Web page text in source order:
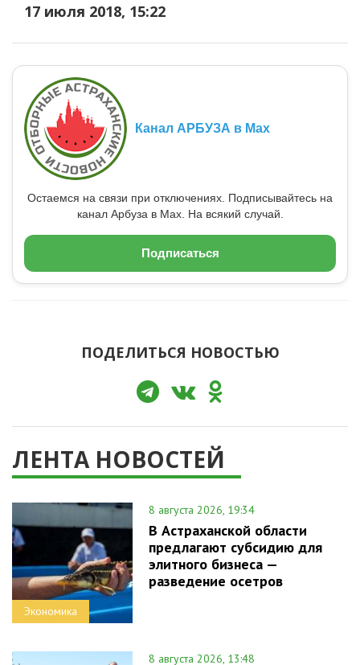
17 июля 2018, 15:22
Канал АРБУЗА в Max
Остаемся на связи при отключениях. Подписывайтесь на
канал Арбуза в Max. На всякий случай.
Подписаться
ПОДЕЛИТЬСЯ НОВОСТЬЮ
ЛЕНТА НОВОСТЕЙ
Экономика
8 августа 2026, 19:34
В Астраханской области
предлагают субсидию для
элитного бизнеса —
разведение осетров
8 августа 2026, 13:48